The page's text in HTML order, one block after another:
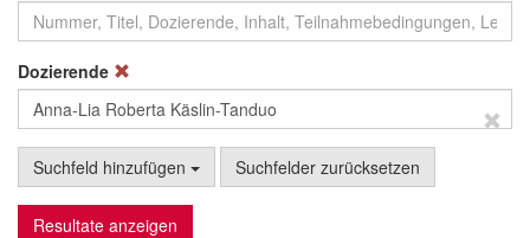
Dozierende
Suchfeld hinzufügen Suchfelder zurücksetzen
Resultate anzeigen